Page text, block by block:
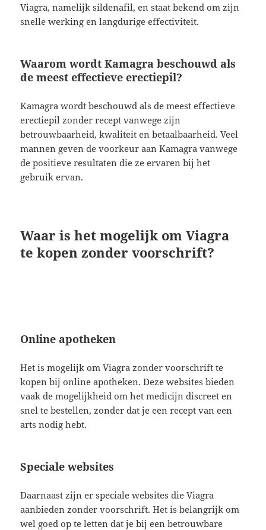
Viagra, namelijk sildenafil, en staat bekend om zijn
snelle werking en langdurige effectiviteit.
Waarom wordt Kamagra beschouwd als
de meest effectieve erectiepil?
Kamagra wordt beschouwd als de meest effectieve
erectiepil zonder recept vanwege zijn
betrouwbaarheid, kwaliteit en betaalbaarheid. Veel
mannen geven de voorkeur aan Kamagra vanwege
de positieve resultaten die ze ervaren bij het
gebruik ervan.
Waar is het mogelijk om Viagra
te kopen zonder voorschrift?
Online apotheken
Het is mogelijk om Viagra zonder voorschrift te
kopen bij online apotheken. Deze websites bieden
vaak de mogelijkheid om het medicijn discreet en
snel te bestellen, zonder dat je een recept van een
arts nodig hebt.
Speciale websites
Daarnaast zijn er speciale websites die Viagra
aanbieden zonder voorschrift. Het is belangrijk om
wel goed op te letten dat je bij een betrouwbare